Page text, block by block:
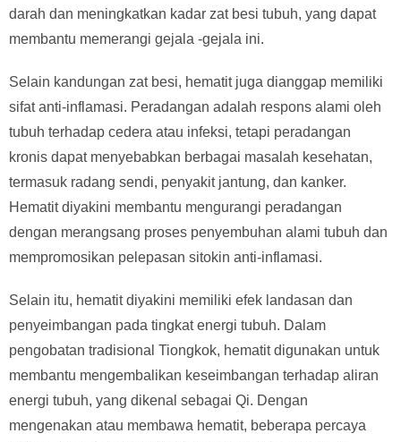
darah dan meningkatkan kadar zat besi tubuh, yang dapat
membantu memerangi gejala -gejala ini.
Selain kandungan zat besi, hematit juga dianggap memiliki
sifat anti-inflamasi. Peradangan adalah respons alami oleh
tubuh terhadap cedera atau infeksi, tetapi peradangan
kronis dapat menyebabkan berbagai masalah kesehatan,
termasuk radang sendi, penyakit jantung, dan kanker.
Hematit diyakini membantu mengurangi peradangan
dengan merangsang proses penyembuhan alami tubuh dan
mempromosikan pelepasan sitokin anti-inflamasi.
Selain itu, hematit diyakini memiliki efek landasan dan
penyeimbangan pada tingkat energi tubuh. Dalam
pengobatan tradisional Tiongkok, hematit digunakan untuk
membantu mengembalikan keseimbangan terhadap aliran
energi tubuh, yang dikenal sebagai Qi. Dengan
mengenakan atau membawa hematit, beberapa percaya